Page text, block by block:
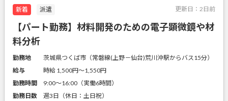
新着 派遣 更新日： 2日前
【パート勤務】材料開発のための電子顕微鏡や材
料分析
勤務地
茨城県つくば市（常磐線(上野－仙台)荒川沖駅からバス15分）
給与
時給 1,500円〜1,550円
勤務時間
9:00～16:00（実働6時間）
勤務日数
週3日（休日：土日祝）